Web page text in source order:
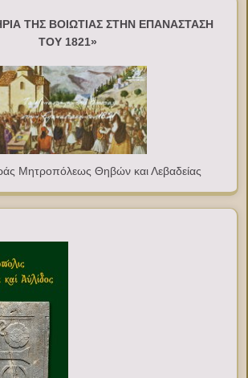
ΤΗΣ ΒΟΙΩΤΙΑΣ ΣΤΗΝ ΕΠΑΝΑΣΤΑΣΗ
ΤΟΥ 1821»
Μητροπόλεως Θηβών και Λεβαδείας